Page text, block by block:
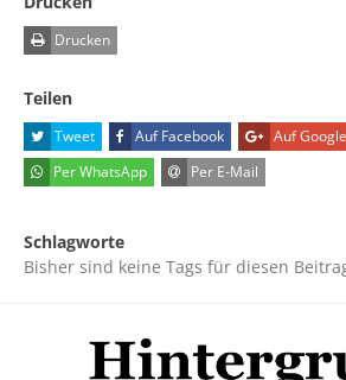
Drucken
Teilen
Tweet Auf Facebook Auf
Per WhatsApp
Per E-Mail
Schlagworte
Bisher sind keine Tags für diesen